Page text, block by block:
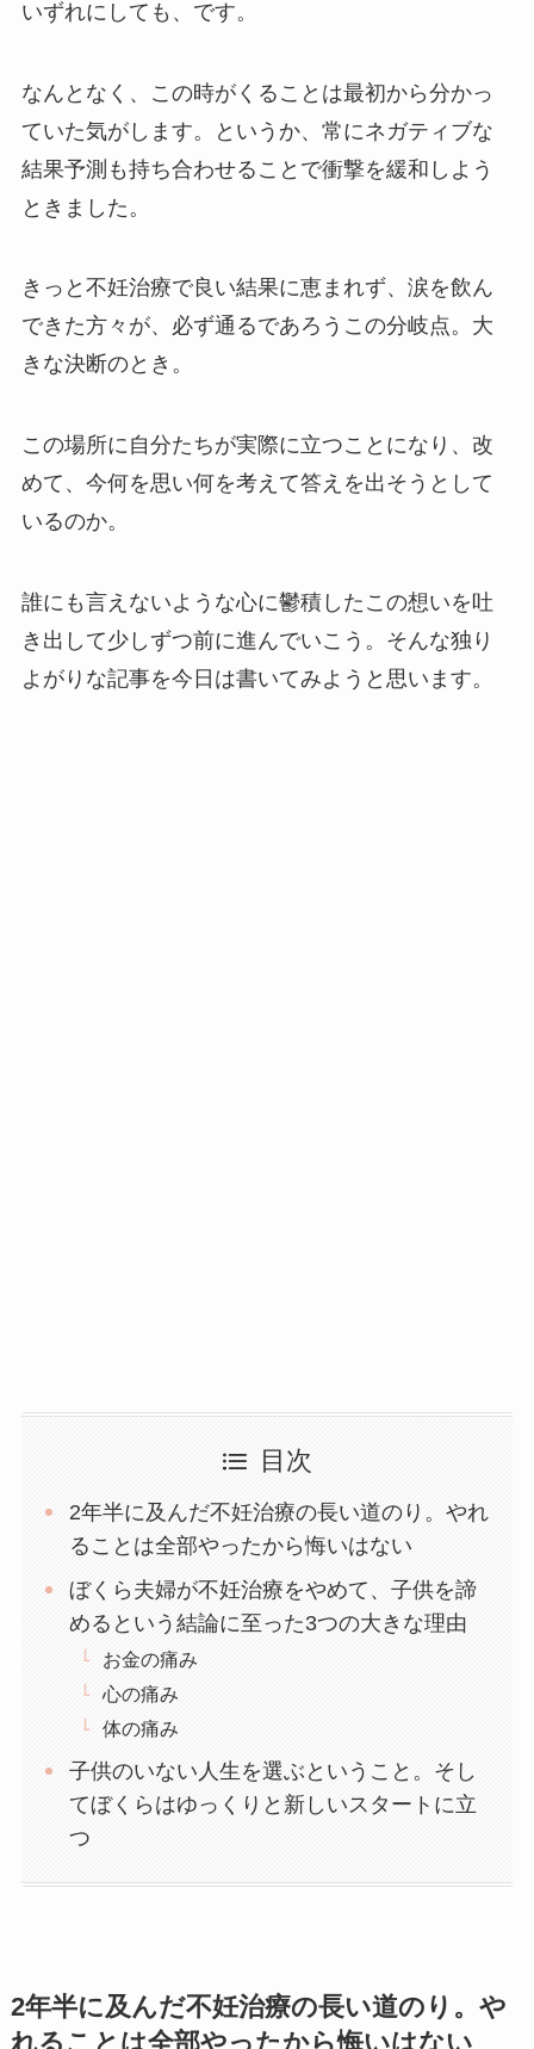
いずれにしても、です。
なんとなく、この時がくることは最初から分かっ
ていた気がします。というか、常にネガティブな
結果予測も持ち合わせることで衝撃を緩和しよう
ときました。
きっと不妊治療で良い結果に恵まれず、涙を飲ん
できた方々が、必ず通るであろうこの分岐点。大
きな決断のとき。
この場所に自分たちが実際に立つことになり、改
めて、今何を思い何を考えて答えを出そうとして
いるのか。
誰にも言えないような心に鬱積したこの想いを吐
き出して少しずつ前に進んでいこう。そんな独り
よがりな記事を今日は書いてみようと思います。
目次
2年半に及んだ不妊治療の長い道のり。やれ
ることは全部やったから悔いはない
ぼくら夫婦が不妊治療をやめて、子供を諦
めるという結論に至った3つの大きな理由
お金の痛み
心の痛み
体の痛み
子供のいない人生を選ぶということ。そし
てぼくらはゆっくりと新しいスタートに立
つ
2年半に及んだ不妊治療の長い道のり。や
れることは全部やったから悔いはない